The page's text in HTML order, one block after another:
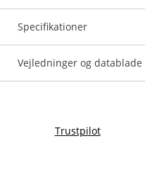
Specifikationer
Vejledninger og datablade
Trustpilot